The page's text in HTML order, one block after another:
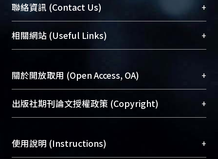
臺大位居世界頂尖大學之列，為永久珍藏及向國際
展現本校豐碩的研究成果及學術能量，圖書館整合
機構典藏（NTUR）與學術庫（AH）不同功能平
台，成為臺大學術典藏NTU scholars。期能整合研
成果。
To permanently archive and promote researcher
profiles and scholarly works, Library integrates the
services of “NTU Repository” with “Academic
聯絡資訊 (Contact Us) +
總館學科館員(Main Library)
醫學圖書館學科館員(Medical Library)
Sciences Library)
相關網站 (Useful Links) +
關於開放取用 (Open Access, OA) +
開放取用是從使用者角度提升資訊取用性的社會運
動，應用在學術研究上是透過將研究著作公開供使
用逐年攀升。同時可加速研究發展、提升研究影響
出版社期刊論文授權政策 (Copyright) +
含部分內容的版權非匯入者所有，或由第三方贊
助與合作完成，請確認該版權所有者及第三方同
使用說明 (Instructions) +